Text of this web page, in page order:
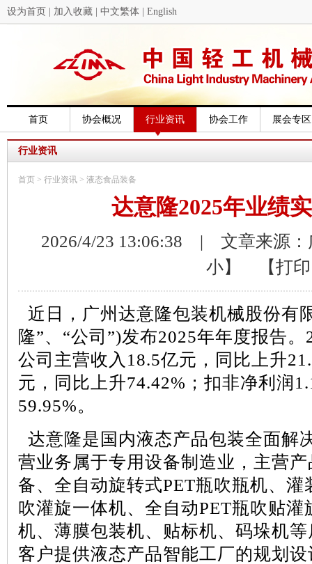
设为首页 加入收藏 中文繁体 English
首页 协会概况 行业资讯 协会工作 展会专区
行业资讯
首页 > 行业资讯 > 液态食品装备
达意隆2025年业绩
2026/4/23 13:06:38 | 文章来源
小】
【打
近日，广州达意隆包装机械股份有
隆”、“公司”)发布2025年年度报告。
公司主营收入 18.5亿元，同比上升
元，同比上升74.42% ；扣非净利润
59.95%。
达意隆是国内液态产品包装全面解
营业务属于专用设备制造业，主营
备、全自动旋转式PET瓶吹瓶机、灌
吹灌旋一体机、全自动PET瓶吹贴灌
机、薄膜包装机、贴标机、码垛机
客户提供液态产品智能工厂的规划